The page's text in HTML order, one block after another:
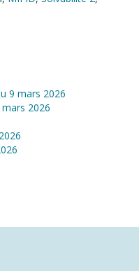
9 mars 2026
2026